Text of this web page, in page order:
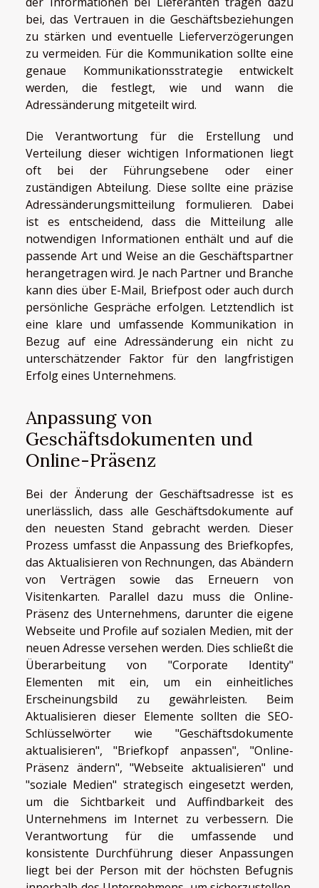
bei, das Vertrauen in die Geschäftsbeziehungen
zu stärken und eventuelle Lieferverzögerungen
zu vermeiden. Für die Kommunikation sollte eine
genaue Kommunikationsstrategie entwickelt
werden, die festlegt, wie und wann die
Adressänderung mitgeteilt wird.
Die Verantwortung für die Erstellung und
Verteilung dieser wichtigen Informationen liegt
oft bei der Führungsebene oder einer
zuständigen Abteilung. Diese sollte eine präzise
Adressänderungsmitteilung formulieren. Dabei
ist es entscheidend, dass die Mitteilung alle
notwendigen Informationen enthält und auf die
passende Art und Weise an die Geschäftspartner
herangetragen wird. Je nach Partner und Branche
kann dies über E-Mail, Briefpost oder auch durch
persönliche Gespräche erfolgen. Letztendlich ist
eine klare und umfassende Kommunikation in
Bezug auf eine Adressänderung ein nicht zu
unterschätzender Faktor für den langfristigen
Erfolg eines Unternehmens.
Anpassung von
Geschäftsdokumenten und
Online-Präsenz
Bei der Änderung der Geschäftsadresse ist es
unerlässlich, dass alle Geschäftsdokumente auf
den neuesten Stand gebracht werden. Dieser
Prozess umfasst die Anpassung des Briefkopfes,
das Aktualisieren von Rechnungen, das Abändern
von Verträgen sowie das Erneuern von
Visitenkarten. Parallel dazu muss die Online-
Präsenz des Unternehmens, darunter die eigene
Webseite und Profile auf sozialen Medien, mit der
neuen Adresse versehen werden. Dies schließt die
Überarbeitung von "Corporate Identity"
Elementen mit ein, um ein einheitliches
Erscheinungsbild zu gewährleisten. Beim
Aktualisieren dieser Elemente sollten die SEO-
Schlüsselwörter wie "Geschäftsdokumente
aktualisieren", "Briefkopf anpassen", "Online-
Präsenz ändern", "Webseite aktualisieren" und
"soziale Medien" strategisch eingesetzt werden,
um die Sichtbarkeit und Auffindbarkeit des
Unternehmens im Internet zu verbessern. Die
Verantwortung für die umfassende und
konsistente Durchführung dieser Anpassungen
liegt bei der Person mit der höchsten Befugnis